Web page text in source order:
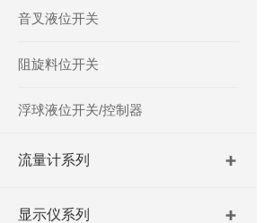
音叉液位开关
阻旋料位开关
浮球液位开关/控制器
流量计系列
显示仪系列